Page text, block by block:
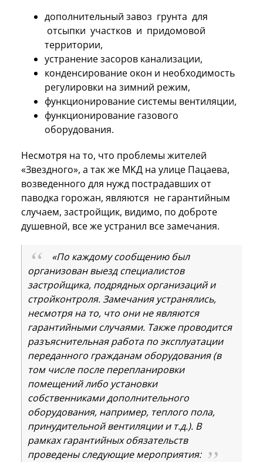
дополнительный завоз грунта для
отсыпки участков и придомовой
территории,
устранение засоров канализации,
конденсирование окон и необходимость
регулировки на зимний режим,
функционирование системы вентиляции,
функционирование газового
оборудования.
Несмотря на то, что проблемы жителей
«Звездного», а так же МКД на улице Пацаева,
возведенного для нужд пострадавших от
паводка горожан, являются не гарантийным
случаем, застройщик, видимо, по доброте
душевной, все же устранил все замечания.
«По каждому сообщению был
организован выезд специалистов
застройщика, подрядных организаций и
стройконтроля. Замечания устранялись,
несмотря на то, что они не являются
гарантийными случаями. Также проводится
разъяснительная работа по эксплуатации
переданного гражданам оборудования (в
том числе после перепланировки
помещений либо установки
собственниками дополнительного
оборудования, например, теплого пола,
принудительной вентиляции и т.д.). В
рамках гарантийных обязательств
проведены следующие мероприятия: